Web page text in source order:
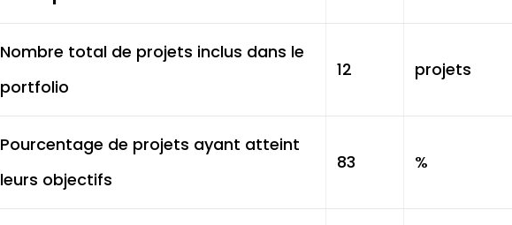
Nombre total de projets inclus dans le
portfolio
12 projets
Pourcentage de projets ayant atteint
leurs objectifs
83 %